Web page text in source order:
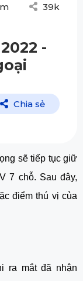
39k
-
Chia sẻ
sẽ tiếp tục giữ
7 chỗ. Sau đây,
điểm thú vị của
ra mắt đã nhận